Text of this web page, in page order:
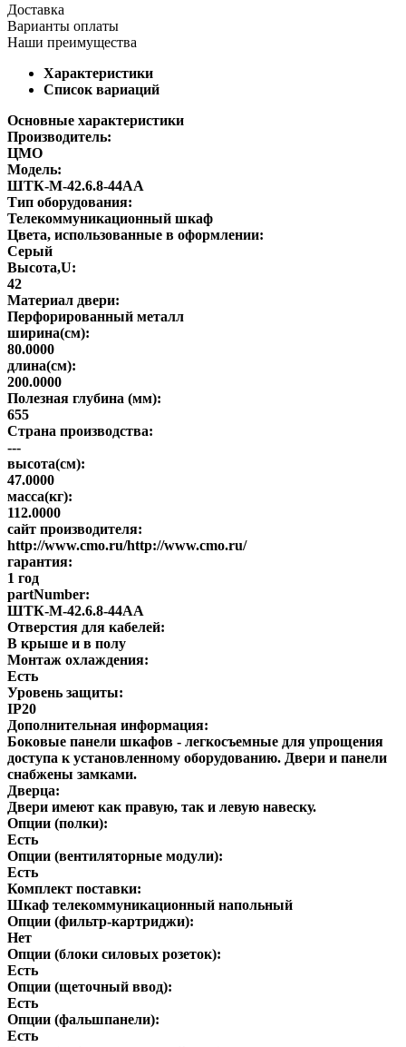
Доставка
Варианты оплаты
Наши преимущества
Характеристики
Список вариаций
Основные характеристики
Производитель:
ЦМО
Модель:
ШТК-М-42.6.8-44АА
Тип оборудования:
Телекоммуникационный шкаф
Цвета, использованные в оформлении:
Серый
Высота,U:
42
Материал двери:
Перфорированный металл
ширина(см):
80.0000
длина(см):
200.0000
Полезная глубина (мм):
655
Страна производства:
---
высота(см):
47.0000
масса(кг):
112.0000
сайт производителя:
http://www.cmo.ru/http://www.cmo.ru/
гарантия:
1 год
partNumber:
ШТК-М-42.6.8-44АА
Отверстия для кабелей:
В крыше и в полу
Монтаж охлаждения:
Есть
Уровень защиты:
IP20
Дополнительная информация:
Боковые панели шкафов - легкосъемные для упрощения
доступа к установленному оборудованию. Двери и панели
снабжены замками.
Дверца:
Двери имеют как правую, так и левую навеску.
Опции (полки):
Есть
Опции (вентиляторные модули):
Есть
Комплект поставки:
Шкаф телекоммуникационный напольный
Опции (фильтр-картриджи):
Нет
Опции (блоки силовых розеток):
Есть
Опции (щеточный ввод):
Есть
Опции (фальшпанели):
Есть